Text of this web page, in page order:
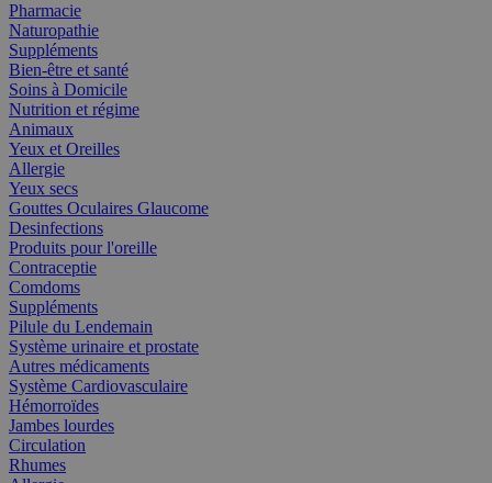
Pharmacie
Naturopathie
Suppléments
Bien-être et santé
Soins à Domicile
Nutrition et régime
Animaux
Yeux et Oreilles
Allergie
Yeux secs
Gouttes Oculaires Glaucome
Desinfections
Produits pour l'oreille
Contraceptie
Comdoms
Suppléments
Pilule du Lendemain
Système urinaire et prostate
Autres médicaments
Système Cardiovasculaire
Hémorroïdes
Jambes lourdes
Circulation
Rhumes